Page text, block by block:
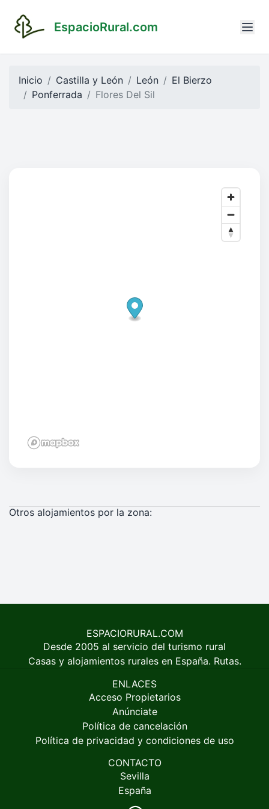
EspacioRural.com
Inicio Castilla y León León
El Bierzo
Ponferrada
Flores Del Sil
Otros alojamientos por la zona:
ESPACIORURAL.COM
Desde 2005 al servicio del turismo rural
Casas y alojamientos rurales en España. Rutas.
ENLACES
Acceso Propietarios
Anúnciate
Política de cancelación
Política de privacidad y condiciones de uso
CONTACTO
Sevilla
España